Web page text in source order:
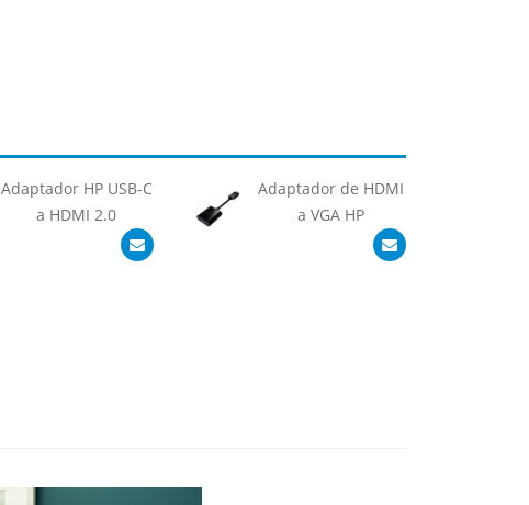
Adaptador HP USB-C
a HDMI 2.0
Adaptador de HDMI
a VGA HP